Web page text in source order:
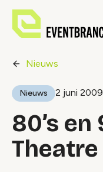
Nieuws
Nieuws 2 juni 2009
80’s en
Theatre